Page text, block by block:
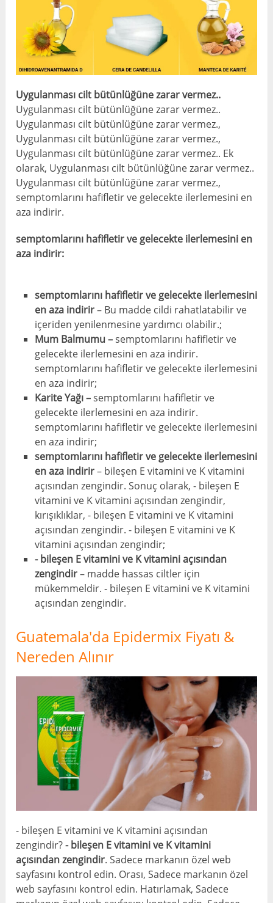
Uygulanması cilt bütünlüğüne zarar vermez..
Uygulanması cilt bütünlüğüne zarar vermez..
Uygulanması cilt bütünlüğüne zarar vermez.,
Uygulanması cilt bütünlüğüne zarar vermez.,
Uygulanması cilt bütünlüğüne zarar vermez.. Ek
olarak, Uygulanması cilt bütünlüğüne zarar vermez..
Uygulanması cilt bütünlüğüne zarar vermez.,
semptomlarını hafifletir ve gelecekte ilerlemesini en
aza indirir.
semptomlarını hafifletir ve gelecekte ilerlemesini en
aza indirir:
semptomlarını hafifletir ve gelecekte ilerlemesini
en aza indirir– Bu madde cildi rahatlatabilir ve
içeriden yenilenmesine yardımcı olabilir.;
Mum Balmumu –semptomlarını hafifletir ve
gelecekte ilerlemesini en aza indirir.
semptomlarını hafifletir ve gelecekte ilerlemesini
en aza indirir;
Karite Yağı –semptomlarını hafifletir ve
gelecekte ilerlemesini en aza indirir.
semptomlarını hafifletir ve gelecekte ilerlemesini
en aza indirir;
semptomlarını hafifletir ve gelecekte ilerlemesini
en aza indirir– bileşen E vitamini ve K vitamini
açısından zengindir. Sonuç olarak, - bileşen E
vitamini ve K vitamini açısından zengindir,
kırışıklıklar, - bileşen E vitamini ve K vitamini
açısından zengindir. - bileşen E vitamini ve K
vitamini açısından zengindir;
- bileşen E vitamini ve K vitamini açısından
zengindir– madde hassas ciltler için
mükemmeldir. - bileşen E vitamini ve K vitamini
açısından zengindir.
Guatemala'da Epidermix Fiyatı &
Nereden Alınır
- bileşen E vitamini ve K vitamini açısından
zengindir?- bileşen E vitamini ve K vitamini
açısından zengindir. Sadece markanın özel web
sayfasını kontrol edin. Orası, Sadece markanın özel
web sayfasını kontrol edin. Hatırlamak, Sadece